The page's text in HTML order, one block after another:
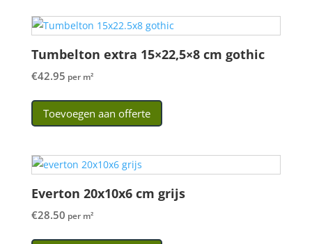
Tumbelton extra 15×22,5×8 cm gothic
€42.95 per m²
Toevoegen aan offerte
Everton 20x10x6 cm grijs
€28.50 per m²